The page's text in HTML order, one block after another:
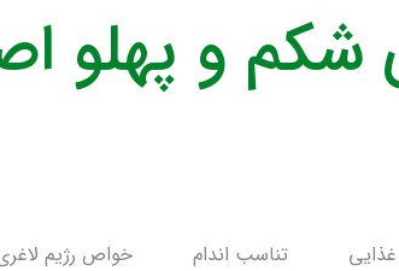
شکم و پهلو
غذایی تناسب اندام خواص رژیم